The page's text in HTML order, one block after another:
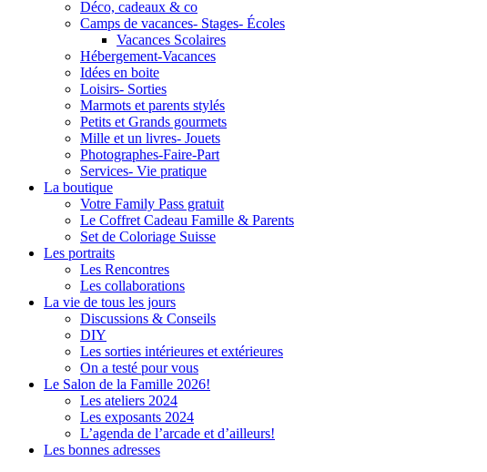
Déco, cadeaux & co
Camps de vacances- Stages- Écoles
Vacances Scolaires
Hébergement-Vacances
Idées en boite
Loisirs- Sorties
Marmots et parents stylés
Petits et Grands gourmets
Mille et un livres- Jouets
Photographes-Faire-Part
Services- Vie pratique
La boutique
Votre Family Pass gratuit
Le Coffret Cadeau Famille & Parents
Set de Coloriage Suisse
Les portraits
Les Rencontres
Les collaborations
La vie de tous les jours
Discussions & Conseils
DIY
Les sorties intérieures et extérieures
On a testé pour vous
Le Salon de la Famille 2026!
Les ateliers 2024
Les exposants 2024
L’agenda de l’arcade et d’ailleurs!
Les bonnes adresses